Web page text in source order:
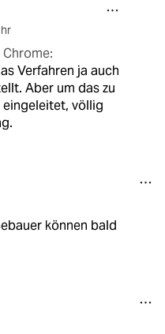
Verfahren ja auch
Aber um das zu
eingeleitet, völlig
können bald